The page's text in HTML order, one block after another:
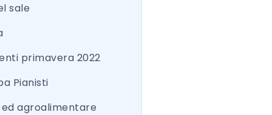
sale
primavera 2022
Pianisti
agroalimentare